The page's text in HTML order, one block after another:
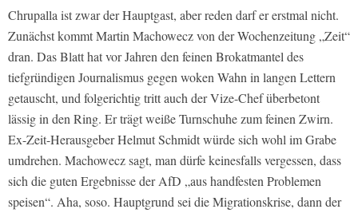
Chrupalla ist zwar der Hauptgast, aber reden darf er erstmal nicht.
Zunächst kommt Martin Machowecz von der Wochenzeitung „Zeit“
dran. Das Blatt hat vor Jahren den feinen Brokatmantel des
tiefgründigen Journalismus gegen woken Wahn in langen Lettern
getauscht, und folgerichtig tritt auch der Vize-Chef überbetont
lässig in den Ring. Er trägt weiße Turnschuhe zum feinen Zwirn.
Ex-Zeit-Herausgeber Helmut Schmidt würde sich wohl im Grabe
umdrehen. Machowecz sagt, man dürfe keinesfalls vergessen, dass
sich die guten Ergebnisse der AfD „aus handfesten Problemen
speisen“. Aha, soso. Hauptgrund sei die Migrationskrise, dann der